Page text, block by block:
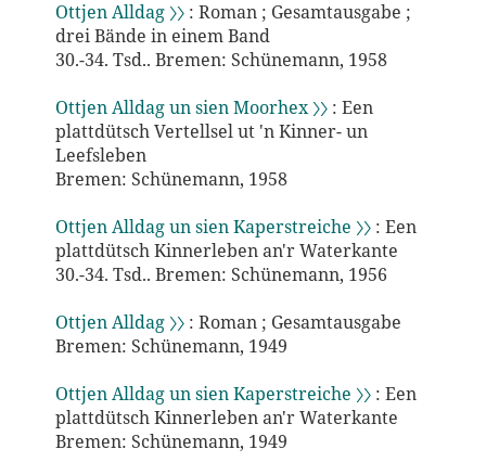
Ottjen Alldag 〉〉: Roman ; Gesamtausgabe ;
drei Bände in einem Band
30.-34. Tsd.. Bremen: Schünemann, 1958
Ottjen Alldag un sien Moorhex 〉〉: Een
plattdütsch Vertellsel ut 'n Kinner- un
Leefsleben
Bremen: Schünemann, 1958
Ottjen Alldag un sien Kaperstreiche 〉〉: Een
plattdütsch Kinnerleben an'r Waterkante
30.-34. Tsd.. Bremen: Schünemann, 1956
Ottjen Alldag 〉〉: Roman ; Gesamtausgabe
Bremen: Schünemann, 1949
Ottjen Alldag un sien Kaperstreiche 〉〉: Een
plattdütsch Kinnerleben an'r Waterkante
Bremen: Schünemann, 1949